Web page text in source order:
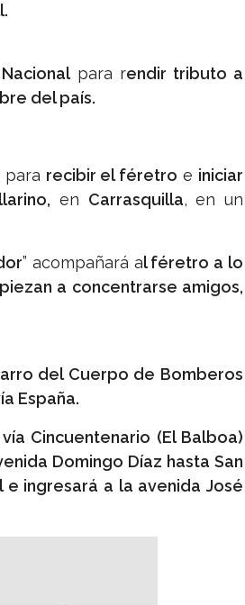
para rendir tributo a
del país.
para recibir el féretro e iniciar
en Carrasquilla, en un
” acompañará al féretro a lo
a concentrarse amigos,
del Cuerpo de Bomberos
España.
vía Cincuentenario (El Balboa)
Domingo Díaz hasta San
ingresará a la avenida José